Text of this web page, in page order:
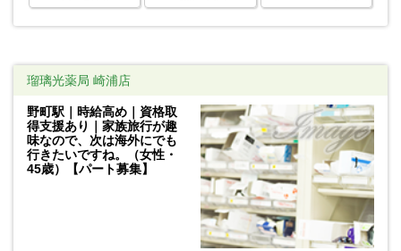
瑠璃光薬局 崎浦店
野町駅｜時給高め｜資格取
得支援あり｜家族旅行が趣
味なので、次は海外にでも
行きたいですね。（女性・
45歳）【パート募集】